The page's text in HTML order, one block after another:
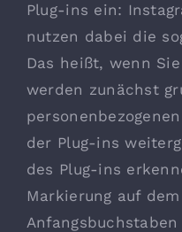
Plug-ins ein:
nutzen dabei die
Das heißt, wenn
werden zunächst
der Plug-ins
des Plug-ins
Markierung auf